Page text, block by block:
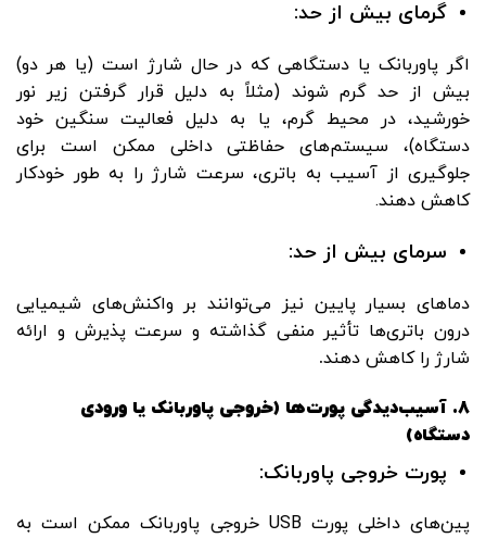
گرمای بیش از حد:
اگر پاوربانک یا دستگاهی که در حال شارژ است (یا هر دو)
بیش از حد گرم شوند (مثلاً به دلیل قرار گرفتن زیر نور
خورشید، در محیط گرم، یا به دلیل فعالیت سنگین خود
دستگاه)، سیستم‌های حفاظتی داخلی ممکن است برای
جلوگیری از آسیب به باتری، سرعت شارژ را به طور خودکار
کاهش دهند.
سرمای بیش از حد:
دماهای بسیار پایین نیز می‌توانند بر واکنش‌های شیمیایی
درون باتری‌ها تأثیر منفی گذاشته و سرعت پذیرش و ارائه
شارژ را کاهش دهند.
8. آسیب‌دیدگی پورت‌ها (خروجی پاوربانک یا ورودی
دستگاه)
پورت خروجی پاوربانک:
پین‌های داخلی پورت USB خروجی پاوربانک ممکن است به